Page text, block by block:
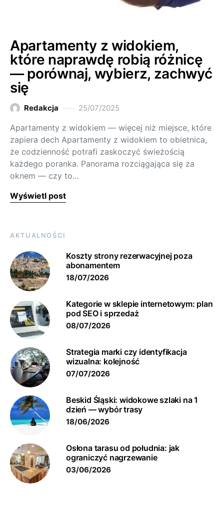
Apartamenty z widokiem,
które naprawdę robią różnicę
— porównaj, wybierz, zachwyć
się
Redakcja 25/07/2025
Apartamenty z widokiem — więcej niż miejsce, które
zapiera dech Apartamenty z widokiem to obietnica,
że codzienność potrafi zaskoczyć świeżością
każdego poranka. Panorama rozciągająca się za
oknem — czy to…
Wyświetl post
AKTUALNOŚCI
Koszty strony rezerwacyjnej poza
abonamentem
18/07/2026
Kategorie w sklepie internetowym: plan
pod SEO i sprzedaż
08/07/2026
Strategia marki czy identyfikacja
wizualna: kolejność
07/07/2026
Beskid Śląski: widokowe szlaki na 1
dzień — wybór trasy
18/06/2026
Osłona tarasu od południa: jak
ograniczyć nagrzewanie
03/06/2026